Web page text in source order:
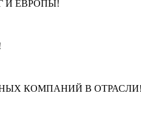
И ЕВРОПЫ!
КОМПАНИЙ В